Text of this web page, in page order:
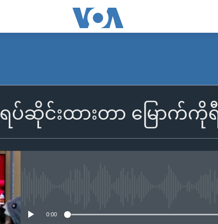
ပ်ဆိုင်းထားတာ မြောက်ကို
0:00